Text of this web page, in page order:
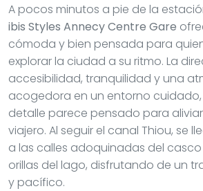
A pocos minutos a pie de la
ibis Styles Annecy Centre Gare
cómoda y bien pensada para
explorar la ciudad a su ritmo. La
accesibilidad, tranquilidad y una
acogedora en un entorno
detalle parece pensado para
viajero. Al seguir el canal Thiou, se
a las calles adoquinadas del
orillas del lago, disfrutando de un
y pacífico.